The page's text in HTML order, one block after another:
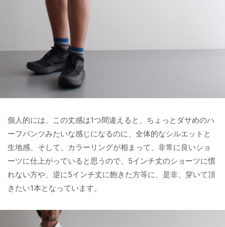
個人的には、この丈感は1つ間違えると、ちょっとダサめのハ
ーフパンツみたいな感じになるのに、全体的なシルエットと
生地感、そして、カラーリングが相まって、非常に良いショ
ーツに仕上がっていると思うので、5インチ丈のショーツに慣
れない方や、逆に5インチ丈に飽きた方等に、是非、穿いて頂
きたい1本となっています。